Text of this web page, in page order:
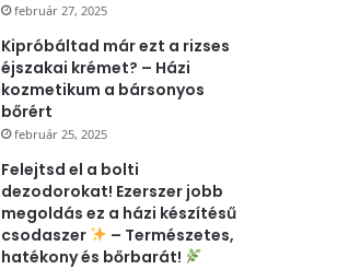
február 27, 2025
Kipróbáltad már ezt a rizses
éjszakai krémet? – Házi
kozmetikum a bársonyos
bőrért
február 25, 2025
Felejtsd el a bolti
dezodorokat! Ezerszer jobb
megoldás ez a házi készítésű
csodaszer
– Természetes,
hatékony és bőrbarát!